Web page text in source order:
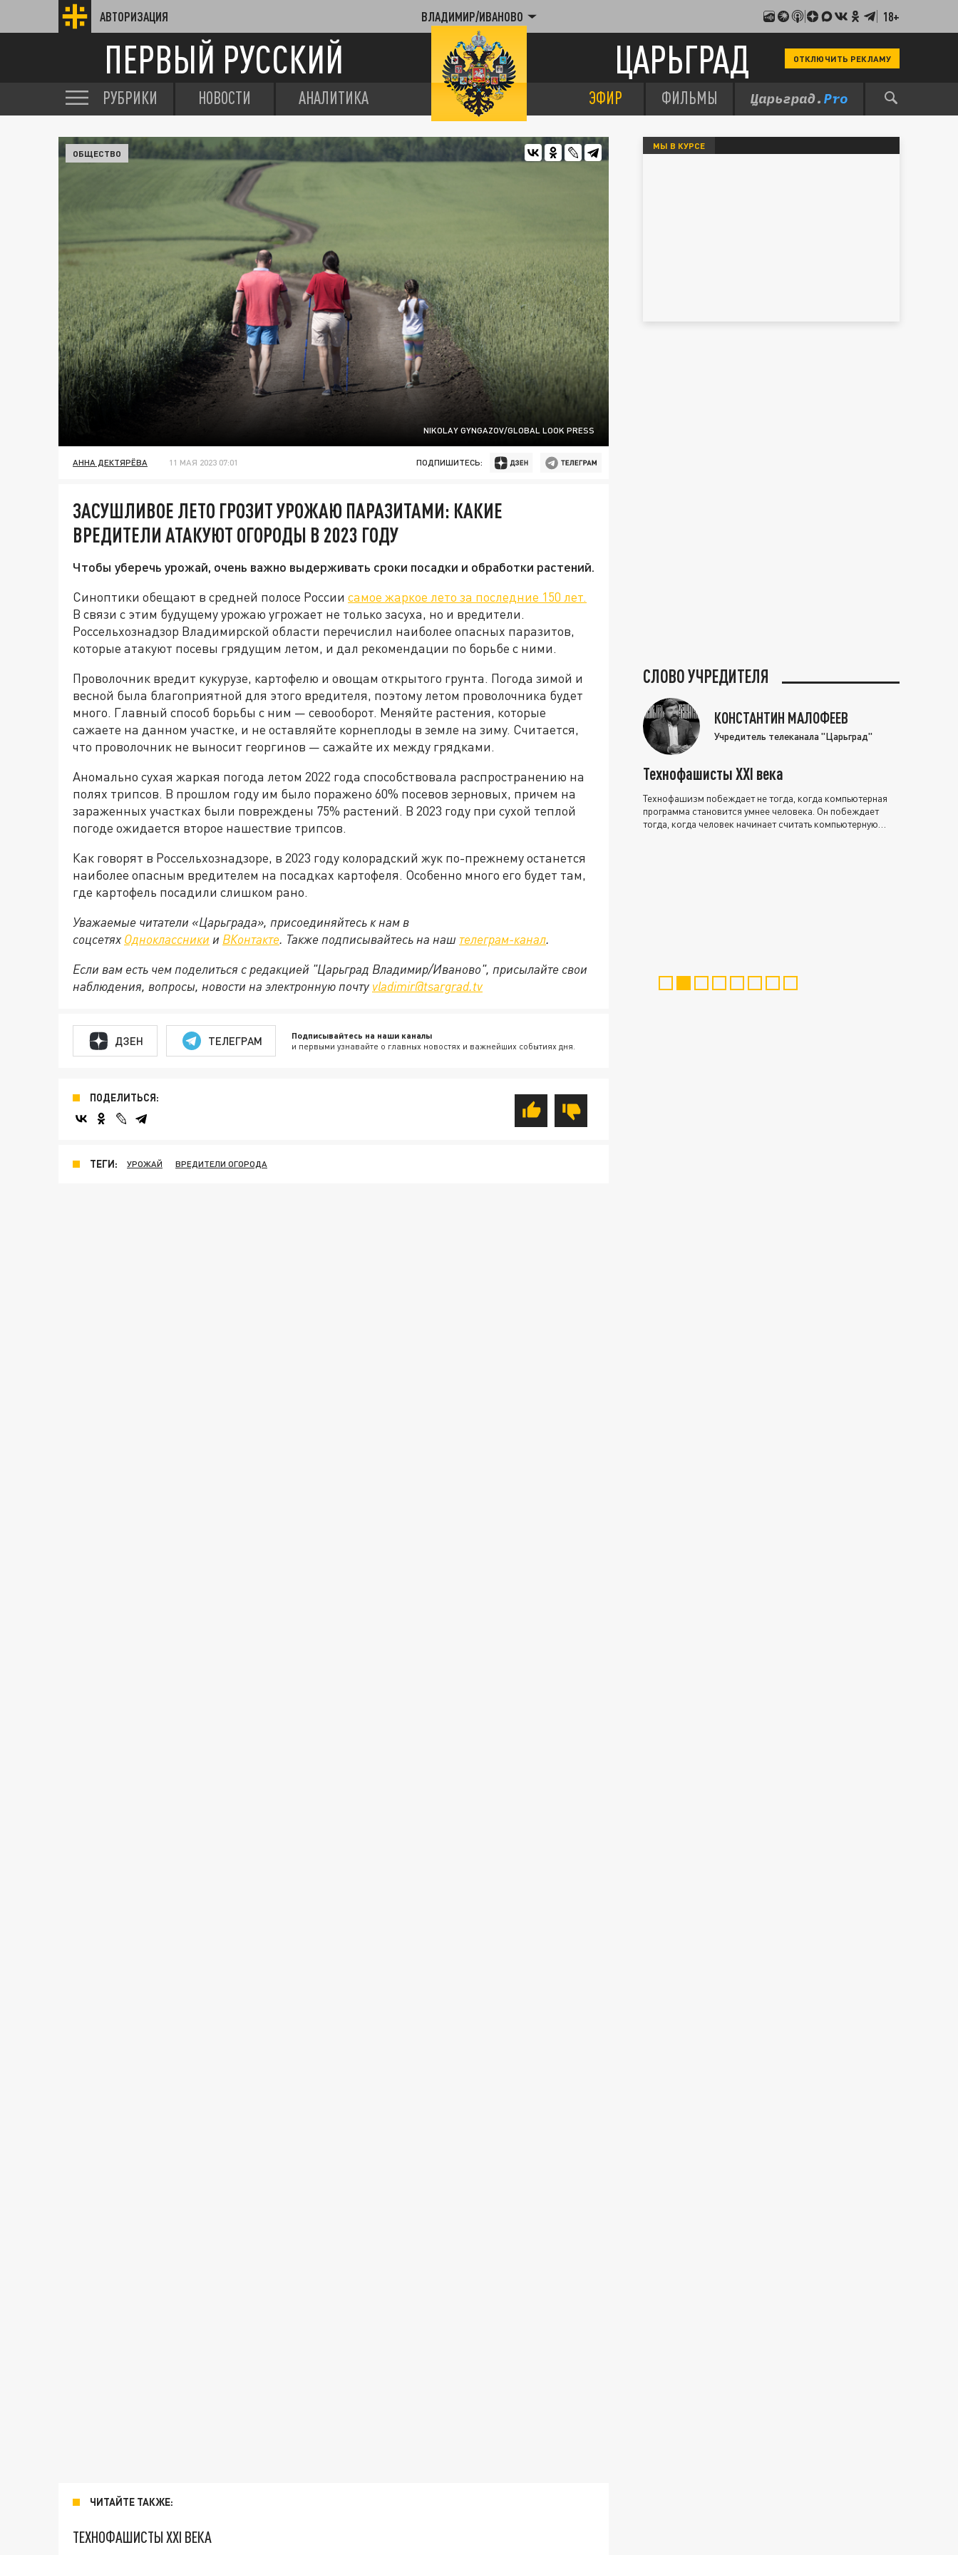
АВТОРИЗАЦИЯ ВЛАДИМИР/ИВАНОВО 18+
ПЕРВЫЙ РУССКИЙ ЦАРЬГРАД ОТКЛЮЧИТЬ РЕКЛАМУ
РУБРИКИ НОВОСТИ АНАЛИТИКА ЭФИР ФИЛЬМЫ
NIKOLAY GYNGAZOV/GLOBAL LOOK PRESS
ОБЩЕСТВО
АННА ДЕКТЯРЁВА 11 МАЯ 2023 07:01 ПОДПИШИТЕСЬ:
ЗАСУШЛИВОЕ ЛЕТО ГРОЗИТ УРОЖАЮ ПАРАЗИТАМИ: КАКИЕ
ВРЕДИТЕЛИ АТАКУЮТ ОГОРОДЫ В 2023 ГОДУ
Чтобы уберечь урожай, очень важно выдерживать сроки посадки и обработки растений.
Синоптики обещают в средней полосе России самое жаркое лето за последние 150 лет.
В связи с этим будущему урожаю угрожает не только засуха, но и вредители.
Россельхознадзор Владимирской области перечислил наиболее опасных паразитов,
которые атакуют посевы грядущим летом, и дал рекомендации по борьбе с ними.
Проволочник вредит кукурузе, картофелю и овощам открытого грунта. Погода зимой и
весной была благоприятной для этого вредителя, поэтому летом проволочника будет
много. Главный способ борьбы с ним — севооборот. Меняйте растения, которые
сажаете на данном участке, и не оставляйте корнеплоды в земле на зиму. Считается,
что проволочник не выносит георгинов — сажайте их между грядками.
Аномально сухая жаркая погода летом 2022 года способствовала распространению на
полях трипсов. В прошлом году им было поражено 60% посевов зерновых, причем на
зараженных участках были повреждены 75% растений. В 2023 году при сухой теплой
погоде ожидается второе нашествие трипсов.
Как говорят в Россельхознадзоре, в 2023 году колорадский жук по-прежнему останется
наиболее опасным вредителем на посадках картофеля. Особенно много его будет там,
где картофель посадили слишком рано.
Уважаемые читатели «Царьграда», присоединяйтесь к нам в
соцсетях Одноклассники и ВКонтакте. Также подписывайтесь на наш телеграм-канал.
Если вам есть чем поделиться с редакцией "Царьград Владимир/Иваново", присылайте свои
наблюдения, вопросы, новости на электронную почту vladimir@tsargrad.tv
ДЗЕН ТЕЛЕГРАМ Подписывайтесь на наши каналы
и первыми узнавайте о главных новостях и важнейших событиях дня.
ПОДЕЛИТЬСЯ:
ТЕГИ: УРОЖАЙ ВРЕДИТЕЛИ ОГОРОДА
ЧИТАЙТЕ ТАКЖЕ:
ТЕХНОФАШИСТЫ XXI ВЕКА
МЫ В КУРСЕ
СЛОВО УЧРЕДИТЕЛЯ
КОНСТАНТИН МАЛОФЕЕВ
Учредитель телеканала "Царьград"
Технофашисты XXI века
Технофашизм побеждает не тогда, когда компьютерная
программа становится умнее человека. Он побеждает
тогда, когда человек начинает считать компьютерную